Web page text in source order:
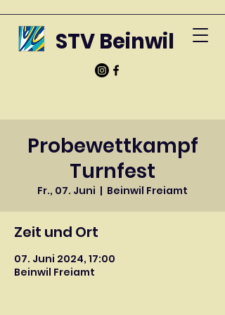
STV Beinwil
Probewettkampf
Turnfest
Fr., 07. Juni
  |
Beinwil Freiamt
Zeit und Ort
07. Juni 2024, 17:00
Beinwil Freiamt